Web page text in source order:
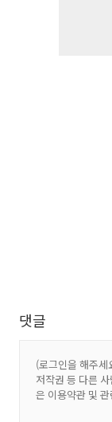
댓글